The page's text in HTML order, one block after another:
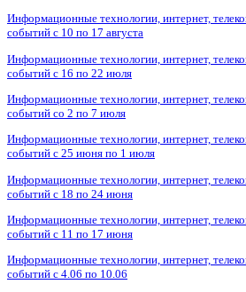
Информационные технологии, интернет,
событий с 10 по 17 августа
Информационные технологии, интернет,
событий с 16 по 22 июля
Информационные технологии, интернет,
событий со 2 по 7 июля
Информационные технологии, интернет,
событий с 25 июня по 1 июля
Информационные технологии, интернет,
событий с 18 по 24 июня
Информационные технологии, интернет,
событий с 11 по 17 июня
Информационные технологии, интернет,
событий с 4.06 по 10.06